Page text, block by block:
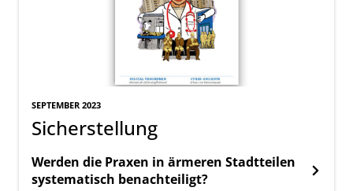
SEPTEMBER 2023
Sicherstellung
Werden die Praxen in ärmeren Stadtteilen
systematisch benachteiligt?